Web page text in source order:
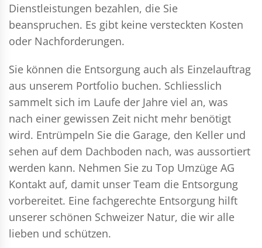
Dienstleistungen bezahlen, die Sie
beanspruchen. Es gibt keine versteckten Kosten
oder Nachforderungen.
Sie können die Entsorgung auch als Einzelauftrag
aus unserem Portfolio buchen. Schliesslich
sammelt sich im Laufe der Jahre viel an, was
nach einer gewissen Zeit nicht mehr benötigt
wird. Entrümpeln Sie die Garage, den Keller und
sehen auf dem Dachboden nach, was aussortiert
werden kann. Nehmen Sie zu Top Umzüge AG
Kontakt auf, damit unser Team die Entsorgung
vorbereitet. Eine fachgerechte Entsorgung hilft
unserer schönen Schweizer Natur, die wir alle
lieben und schützen.